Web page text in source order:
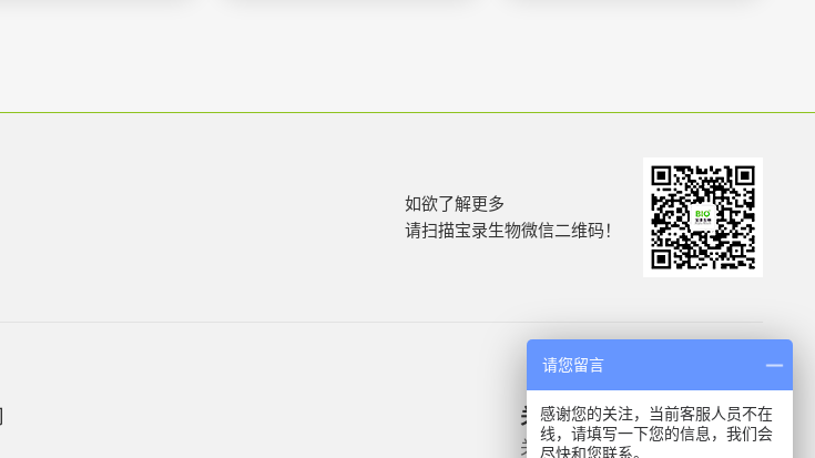
如欲了解更多
请扫描宝录生物微信二维码！
关于我们
关于我们
产品信息
微生物质控菌株
请您留言
感谢您的关注，当前客服人员不在
线，请填写一下您的信息，我们会
尽快和您联系。